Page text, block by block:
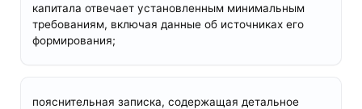
капитала отвечает установленным минимальным
требованиям, включая данные об источниках его
формирования;
пояснительная записка, содержащая детальное